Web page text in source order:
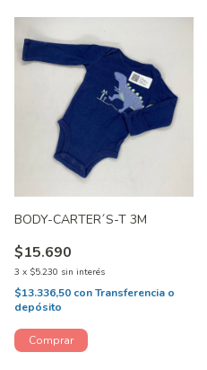
BODY-CARTER´S-T 3M
$15.690
3 x $5.230 sin interés
$13.336,50 conTransferencia o
depósito